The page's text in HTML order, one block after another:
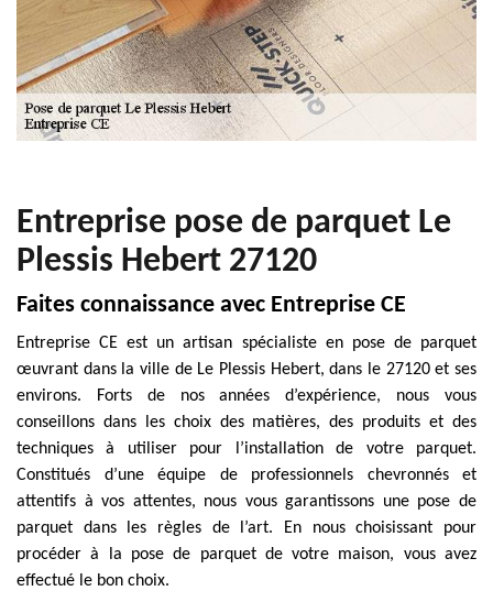
Entreprise pose de parquet Le
Plessis Hebert 27120
Faites connaissance avec Entreprise CE
Entreprise CE est un artisan spécialiste en pose de parquet
œuvrant dans la ville de Le Plessis Hebert, dans le 27120 et ses
environs. Forts de nos années d’expérience, nous vous
conseillons dans les choix des matières, des produits et des
techniques à utiliser pour l’installation de votre parquet.
Constitués d’une équipe de professionnels chevronnés et
attentifs à vos attentes, nous vous garantissons une pose de
parquet dans les règles de l’art. En nous choisissant pour
procéder à la pose de parquet de votre maison, vous avez
effectué le bon choix.